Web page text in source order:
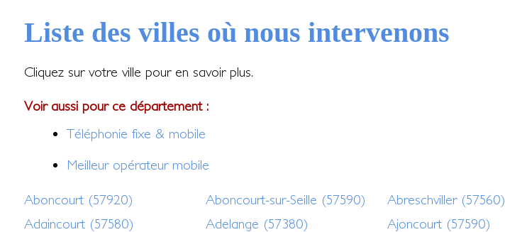
Liste des villes où nous intervenons
Cliquez sur votre ville pour en savoir plus.
Voir aussi pour ce département :
Téléphonie fixe & mobile
Meilleur opérateur mobile
Aboncourt (57920) Aboncourt-sur-Seille (57590) Abreschviller (57560)
Adaincourt (57580)
Adelange (57380) Ajoncourt (57590)